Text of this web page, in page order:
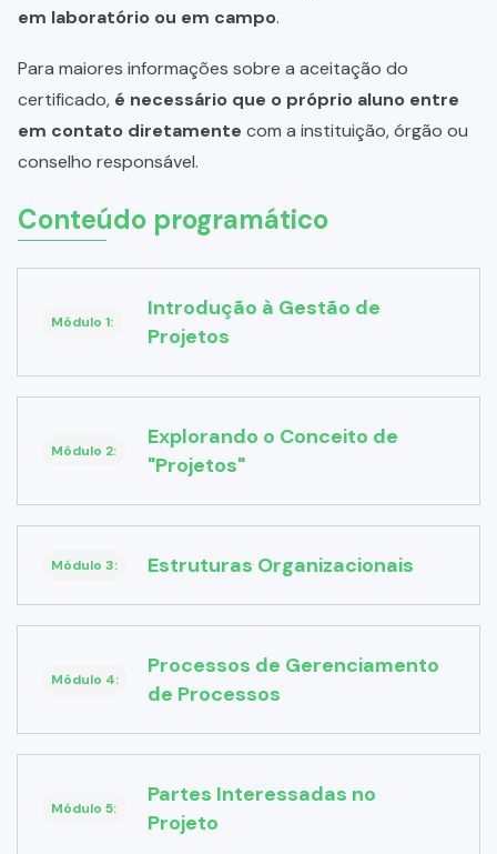
em laboratório ou em campo.
Para maiores informações sobre a aceitação do
certificado, é necessário que o próprio aluno entre
em contato diretamente com a instituição, órgão ou
conselho responsável.
Conteúdo programático
Módulo 1:
Introdução à Gestão de
Projetos
Módulo 2:
Explorando o Conceito de
"Projetos"
Módulo 3: Estruturas Organizacionais
Módulo 4:
Processos de Gerenciamento
de Processos
Módulo 5:
Partes Interessadas no
Projeto